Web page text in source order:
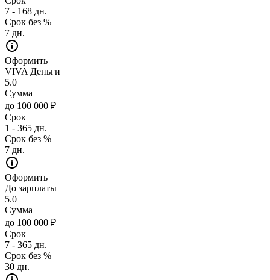
7 - 168 дн.
Срок без %
7 дн.
Оформить
VIVA Деньги
5.0
Сумма
до 100 000 ₽
Срок
1 - 365 дн.
Срок без %
7 дн.
Оформить
До зарплаты
5.0
Сумма
до 100 000 ₽
Срок
7 - 365 дн.
Срок без %
30 дн.